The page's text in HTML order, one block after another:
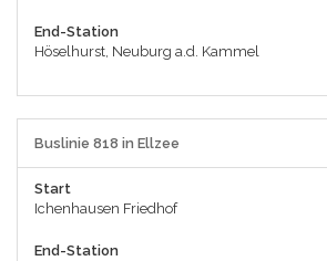
End-Station
Höselhurst, Neuburg a.d. Kammel
Buslinie 818 in Ellzee
Start
Ichenhausen Friedhof
End-Station